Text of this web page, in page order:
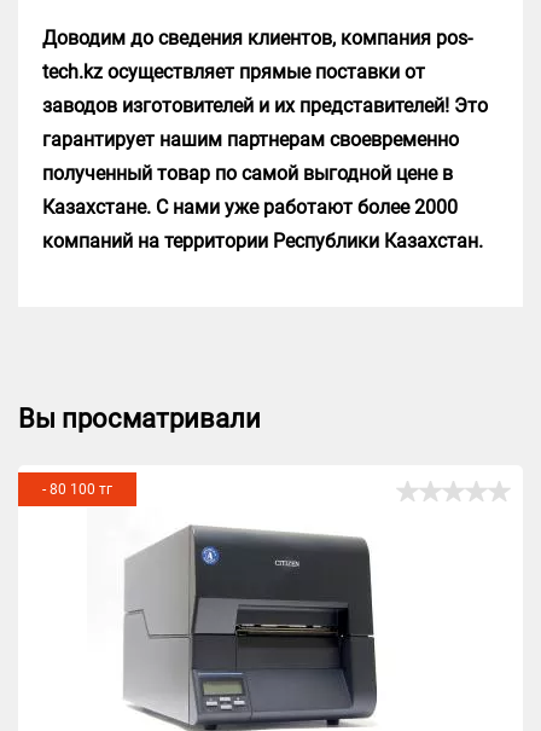
Доводим до сведения клиентов, компания pos-
tech.kz осуществляет прямые поставки от
заводов изготовителей и их представителей! Это
гарантирует нашим партнерам своевременно
полученный товар по самой выгодной цене в
Казахстане. С нами уже работают более 2000
компаний на территории Республики Казахстан.
Вы просматривали
- 80 100 тг